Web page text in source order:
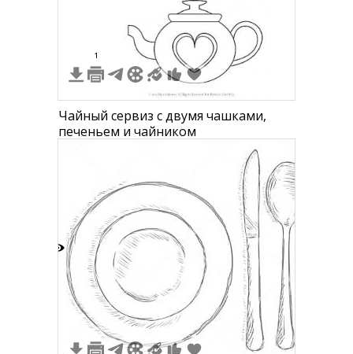
1
Чайный сервиз с двумя чашками,
печеньем и чайником